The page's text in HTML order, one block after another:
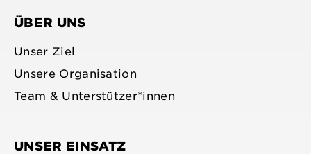
ÜBER UNS
Unser Ziel
Unsere Organisation
Team & Unterstützer*innen
UNSER EINSATZ